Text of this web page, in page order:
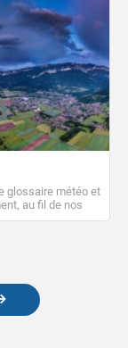
glossaire météo et
au fil de nos
utiles vers nos